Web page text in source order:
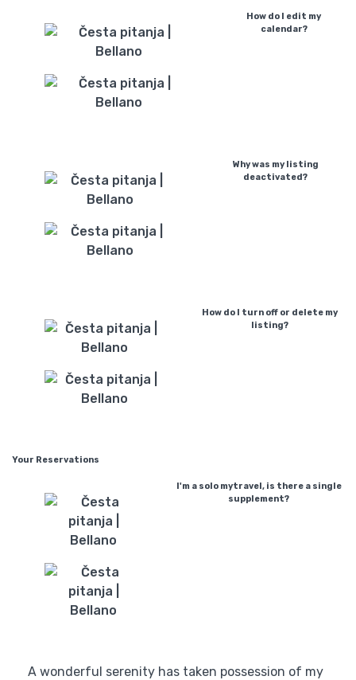
How do I edit my
calendar?
Why was my listing
deactivated?
How do I turn off or delete my
listing?
Your Reservations
I'm a solo mytravel, is there a single
supplement?
A wonderful serenity has taken possession of my